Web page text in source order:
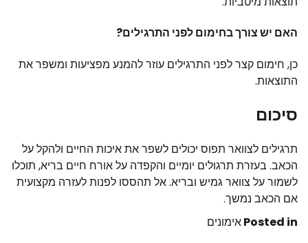
האם יש צורך בחימום לפני התרגילים?
כן, חימום קצר לפני התרגילים עוזר להמנע מפציעות ומשפר את
התוצאות.
סיכום
תרגילים לצוואר תפוס יכולים לשפר את איכות החיים ולהקל על
הכאב. בעזרת תרגולים יומיים והקפדה על אורח חיים בריא, תוכלו
לשמור על צוואר גמיש ובריא. אל תהססו לפנות לעזרה מקצועית
אם הכאב נמשך.
Posted inאימונים